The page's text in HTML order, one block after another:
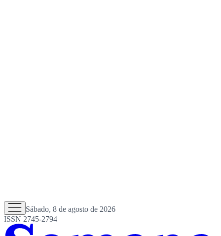
Sábado, 8 de agosto de 2026
ISSN 2745-2794